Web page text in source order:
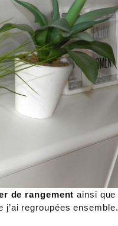
de rangementainsi que
regroupées ensemble.